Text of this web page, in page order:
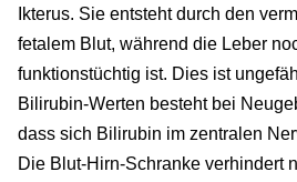
Ikterus. Sie entsteht durch den
fetalem Blut, während die Leber
funktionstüchtig ist. Dies ist
Bilirubin-Werten besteht bei
dass sich Bilirubin im zentralen
Die Blut-Hirn-Schranke verhindert